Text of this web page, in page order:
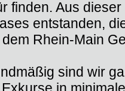
finden. Aus
entstanden,
Rhein-Main
sind wir
in